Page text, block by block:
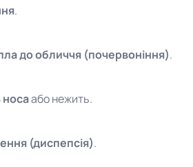
.
до обличчя (почервоніння).
носаабо нежить.
(диспепсія).